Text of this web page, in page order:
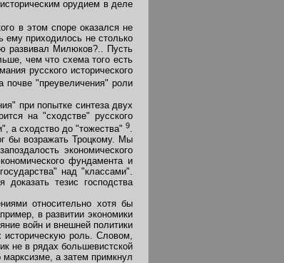
орудием в деле
в этом споре оказался не
ему приходилось не столько
развивал Милюков?.. Пусть
чем что схема того есть
русского исторического
"преувеличения" роли
при попытке синтеза двух
на "сходстве" русского
а сходство до "тожества" 9
бы возражать Троцкому. Мы
экономического
фундамента и
над "классами".
доказать тезис господства
относительно хотя бы
в развитии экономики
войн и внешней политики
роль. Словом,
не в рядах большевистской
а затем примкнул